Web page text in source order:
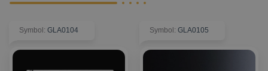
Symbol: GLA0104 Symbol: GLA0105